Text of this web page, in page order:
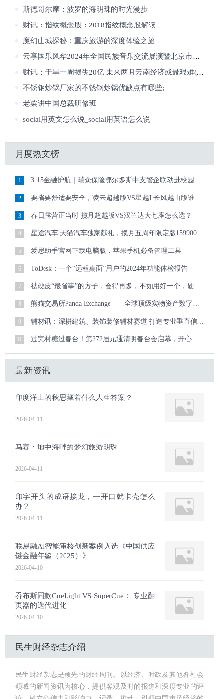
斯德哥尔摩：波罗的海明珠的时光漫步
财讯：指纹概念股：2018指纹概念股解读
魔幻山城探秘：重庆旅游的深度体验之旅
云享国乐风华2024年全国民族音乐交流展演暨北京市海淀区年度国乐盛典等您来
财讯：干旱一周损失20亿 未来两月云南经济或最艰难(4)——中新网
不锈钢炒锅厂家的不锈钢炒锅优缺点有哪些;
老梁讲中国总裁研修班
social用英文怎么说_social用英语怎么说
月度热文榜
1 3·15金融护航｜瑞众保险鄂尔多斯中支警企联动进校园 清朗金融护青春
2 要省要舒适要安全，凌云超越版VS星越L长风越山版谁更全能
3 春日露营正当时 揽月超越版VS汉兰达大七座怎么选？
4 星途汽车|天猫汽车独家献礼，揽月五周年限定版159900元起
5 爱思助手官网下载电脑版，苹果手机必备管理工具
6 ToDesk：一个“远程桌面”用户的2024年功能体检报告
7 祛硬皮“最省事”的方子，会得再多，不如用好一个，硬皮顽疾迎刃而解
8 熊猫交易所Panda Exchange——全球顶级实物资产数字化交易新生态
9 辅材讯：深耕建筑、装饰装修辅材赛道 打造专业垂直信息服务平台
10 过完村糖过春台！第272届元通清明春台会启幕，开心麻花爆笑登场
最新资讯
印度洋上的秋思藏着什么人生答案？
2026-04-11
马赛：地中海畔的梦幻旅游明珠
2026-04-11
印字开头的成语接龙，一开口就卡壳怎么
办？
2026-04-11
联易融AI智能审核创新案例入选《中国供应
链金融年鉴（2025）》
2026-04-10
乔布斯同款CueLight VS SuperCue： 专业翻
页器的迭代进化
2026-04-10
民生财经杂志介绍
民生财经杂志是领先的财经周刊。以经济、时政及其他各社会
领域的新闻资讯为核心，提供客观及时的报道和深度专业的评